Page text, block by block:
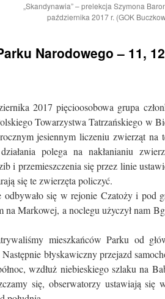
„Skandynawia” – prelekcja Szymona
października 2017 r. (GOK
Narodowego – 11,
2017 pięcioosobowa grupa
Towarzystwa Tatrzańskiego w
jesiennym liczeniu zwierząt na
polega na nakłanianiu
i przemieszczenia się przez linie
się te zwierzęta policzyć.
odbywało się w rejonie Czatoży i pod
na Markowej, a noclegu użyczył nam
mieszkańców Parku od
błyskawiczny przejazd
wzdłuż niebieskiego szlaku na
się, obserwatorzy ustawiają się